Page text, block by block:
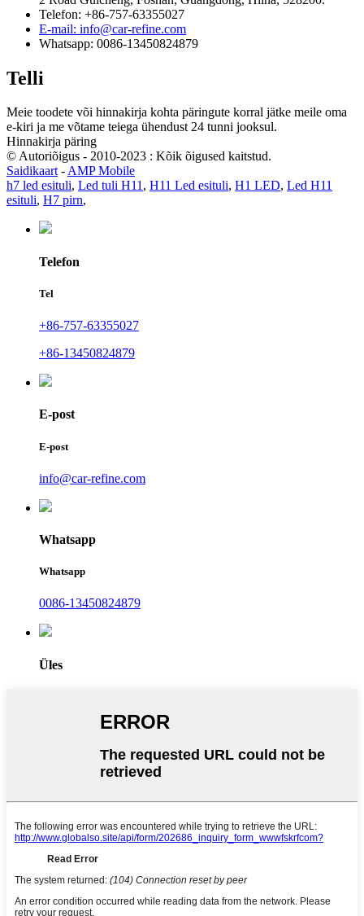
Telefon: +86-757-63355027
E-mail: info@car-refine.com
Whatsapp: 0086-13450824879
Telli
Meie toodete või hinnakirja kohta päringute korral jätke meile oma
e-kiri ja me võtame teiega ühendust 24 tunni jooksul.
Hinnakirja päring
© Autoriõigus - 2010-2023 : Kõik õigused kaitstud.
Saidikaart-AMP Mobile
h7 led esituli, Led tuli H11, H11 Led esituli, H1 LED, Led H11
esituli, H7 pirn,
Telefon
Tel
+86-757-63355027
+86-13450824879
E-post
E-post
info@car-refine.com
Whatsapp
Whatsapp
0086-13450824879
Üles